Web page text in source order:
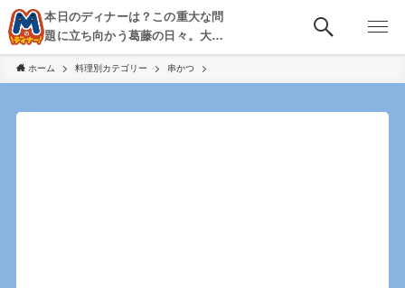
本日のディナーは？この重大な問
題に立ち向かう葛藤の日々。大
阪・京都・神戸を中心とした食べ
歩き、飲み歩きを綴る。
ホーム 料理別カテゴリー 串かつ